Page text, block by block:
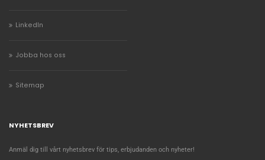
LinkedIn
Jobba hos oss
Sitemap
NYHETSBREV
Anmäl dig till vårt nyhetsbrev för tips, erbjudanden och nyheter!